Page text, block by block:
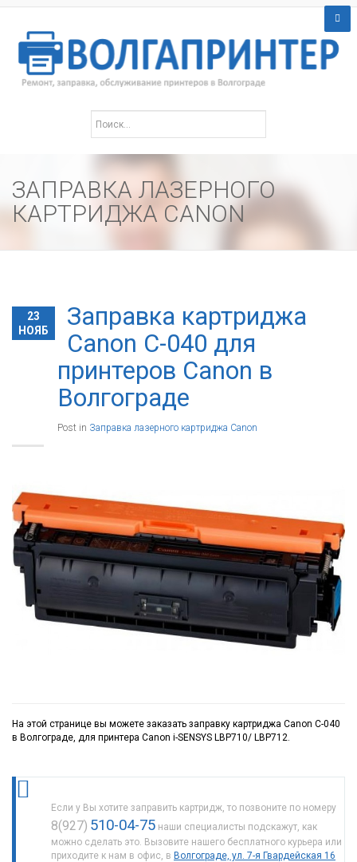
ЗАПРАВКА ЛАЗЕРНОГО
КАРТРИДЖА CANON
23
НОЯБ
Заправка картриджа
Canon C-040 для
принтеров Canon в
Волгограде
Post in Заправка лазерного картриджа Canon
На этой странице вы можете заказать заправку картриджа Canon C-040
в Волгограде, для принтера Canon i-SENSYS LBP710/ LBP712.
Если у Вы хотите заправить картридж, то позвоните по номеру
8(927) 510-04-75 наши специалисты подскажут, как
можно сделать это. Вызовите нашего бесплатного курьера или
приходите к нам в офис, в Волгограде, ул. 7-я Гвардейская 16